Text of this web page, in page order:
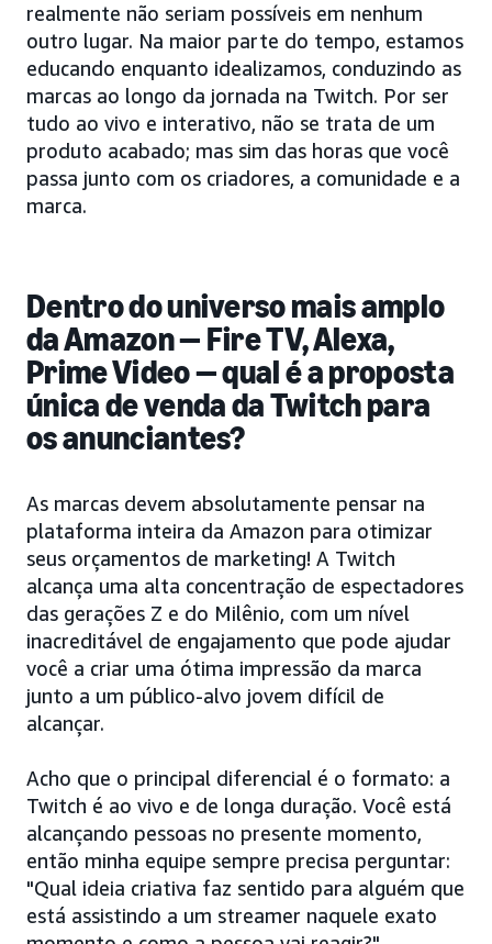
realmente não seriam possíveis em nenhum
outro lugar. Na maior parte do tempo, estamos
educando enquanto idealizamos, conduzindo as
marcas ao longo da jornada na Twitch. Por ser
tudo ao vivo e interativo, não se trata de um
produto acabado; mas sim das horas que você
passa junto com os criadores, a comunidade e a
marca.
Dentro do universo mais amplo
da Amazon — Fire TV, Alexa,
Prime Video — qual é a proposta
única de venda da Twitch para
os anunciantes?
As marcas devem absolutamente pensar na
plataforma inteira da Amazon para otimizar
seus orçamentos de marketing! A Twitch
alcança uma alta concentração de espectadores
das gerações Z e do Milênio, com um nível
inacreditável de engajamento que pode ajudar
você a criar uma ótima impressão da marca
junto a um público-alvo jovem difícil de
alcançar.
Acho que o principal diferencial é o formato: a
Twitch é ao vivo e de longa duração. Você está
alcançando pessoas no presente momento,
então minha equipe sempre precisa perguntar:
"Qual ideia criativa faz sentido para alguém que
está assistindo a um streamer naquele exato